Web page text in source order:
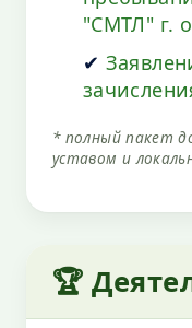
"СМТЛ" г.
✔
* полный пакет
уставом и
🏆